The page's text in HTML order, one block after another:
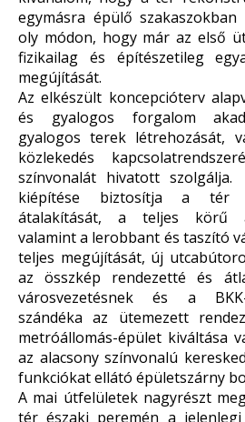
egymásra épülő
oly módon, hogy már az első
fizikailag és építészetileg
megújítását.
Az elkészült koncepcióterv
és gyalogos forgalom
gyalogos terek létrehozását,
közlekedés
színvonalát hivatott
kiépítése biztosítja a tér
átalakítását, a teljes körű
valamint a lerobbant és taszító
teljes megújítását, új
az összkép rendezetté és
városvezetésnek és a
szándéka az ütemezett
metróállomás-épület kiváltása
az alacsony színvonalú
funkciókat ellátó épületszárny
A mai útfelületek nagyrészt
tér északi peremén a